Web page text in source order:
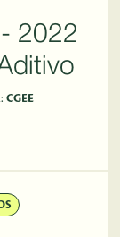
2022
CGEE